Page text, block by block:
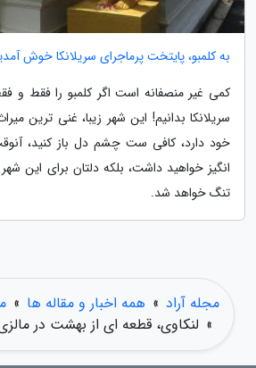
به کلمبو، پایتخت پرماجرای سریلانکا خوش
کمی غیر منصفانه است اگر کلمبو را فقط و
سریلانکا بدانیم! این شهر زیبا، غنی ترین
خود دارد، کافی ست چشم دل باز کنید،
انگیز خواهید داشت، بلکه دلتان برای این
تنگ خواهد شد.
مجله آراد » همه اخبار و مقاله ها »
» لنکاوی، قطعه ای از بهشت در